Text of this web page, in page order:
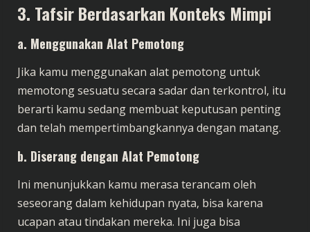
3. Tafsir Berdasarkan Konteks Mimpi
a. Menggunakan Alat Pemotong
Jika kamu menggunakan alat pemotong untuk
memotong sesuatu secara sadar dan terkontrol, itu
berarti kamu sedang membuat keputusan penting
dan telah mempertimbangkannya dengan matang.
b. Diserang dengan Alat Pemotong
Ini menunjukkan kamu merasa terancam oleh
seseorang dalam kehidupan nyata, bisa karena
ucapan atau tindakan mereka. Ini juga bisa